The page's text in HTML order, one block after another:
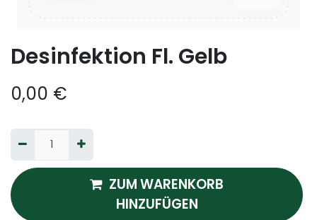
Desinfektion Fl. Gelb
0,00 €
ZUM WARENKORB
HINZUFÜGEN